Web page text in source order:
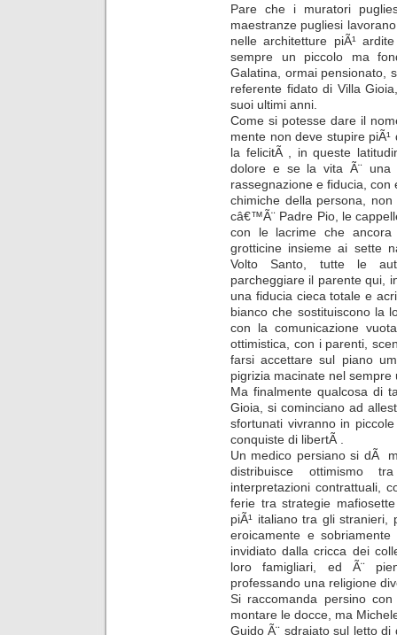
Pare che i muratori
maestranze pugliesi
nelle architetture piÃ¹
sempre un piccolo ma
Galatina, ormai pensionato,
referente fidato di Villa
suoi ultimi anni.
Come si potesse dare il
mente non deve stupire
la felicitÃ , in queste
dolore e se la vita Ã¨ una
rassegnazione e fiducia,
chimiche della persona,
câ€™Ã¨ Padre Pio, le
con le lacrime che
grotticine insieme ai sette
Volto Santo, tutte le
parcheggiare il parente qui,
una fiducia cieca totale e
bianco che sostituiscono la
con la comunicazione
ottimistica, con i parenti,
farsi accettare sul piano
pigrizia macinate nel
Ma finalmente qualcosa di
Gioia, si cominciano ad
sfortunati vivranno in
conquiste di libertÃ .
Un medico persiano si dÃ
distribuisce ottimismo
interpretazioni contrattuali,
ferie tra strategie
piÃ¹ italiano tra gli
eroicamente e
invidiato dalla cricca dei
loro famigliari, ed Ã¨
professando una religione
Si raccomanda persino
montare le docce, ma
Guido Ã¨ sdraiato sul letto